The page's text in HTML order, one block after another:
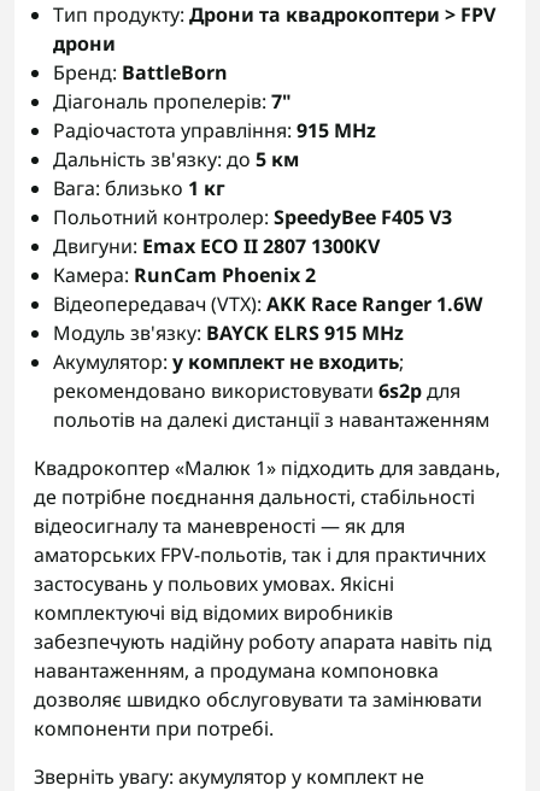
Тип продукту: Дрони та квадрокоптери > FPV
дрони
Бренд: BattleBorn
Діагональ пропелерів: 7"
Радіочастота управління: 915 MHz
Дальність зв'язку: до 5 км
Вага: близько 1 кг
Польотний контролер: SpeedyBee F405 V3
Двигуни: Emax ECO II 2807 1300KV
Камера: RunCam Phoenix 2
Відеопередавач (VTX): AKK Race Ranger 1.6W
Модуль зв'язку: BAYCK ELRS 915 MHz
Акумулятор: у комплект не входить;
рекомендовано використовувати 6s2pдля
польотів на далекі дистанції з навантаженням
Квадрокоптер «Малюк 1» підходить для завдань,
де потрібне поєднання дальності, стабільності
відеосигналу та маневреності — як для
аматорських FPV-польотів, так і для практичних
застосувань у польових умовах. Якісні
комплектуючі від відомих виробників
забезпечують надійну роботу апарата навіть під
навантаженням, а продумана компоновка
дозволяє швидко обслуговувати та замінювати
компоненти при потребі.
Зверніть увагу: акумулятор у комплект не